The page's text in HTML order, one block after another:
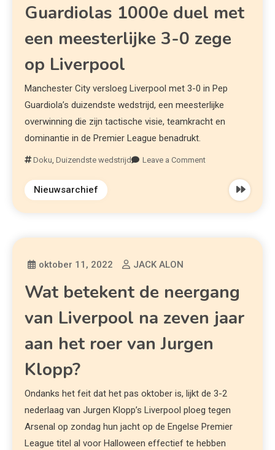
Guardiolas 1000e duel met
een meesterlijke 3-0 zege
op Liverpool
Manchester City versloeg Liverpool met 3-0 in Pep
Guardiola’s duizendste wedstrijd, een meesterlijke
overwinning die zijn tactische visie, teamkracht en
dominantie in de Premier League benadrukt.
Doku,Duizendste wedstrijd Leave a Comment
Nieuwsarchief
oktober 11, 2022 JACK ALON
Wat betekent de neergang
van Liverpool na zeven jaar
aan het roer van Jurgen
Klopp?
Ondanks het feit dat het pas oktober is, lijkt de 3-2
nederlaag van Jurgen Klopp’s Liverpool ploeg tegen
Arsenal op zondag hun jacht op de Engelse Premier
League titel al voor Halloween effectief te hebben